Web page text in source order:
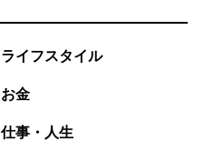
ライフスタイル
お金
仕事・人生